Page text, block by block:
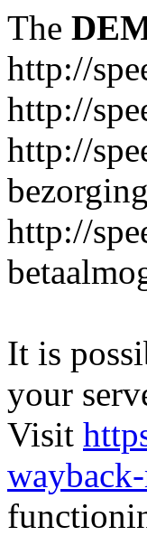
The
http://
http://
http://
http://
It is
your
Visit